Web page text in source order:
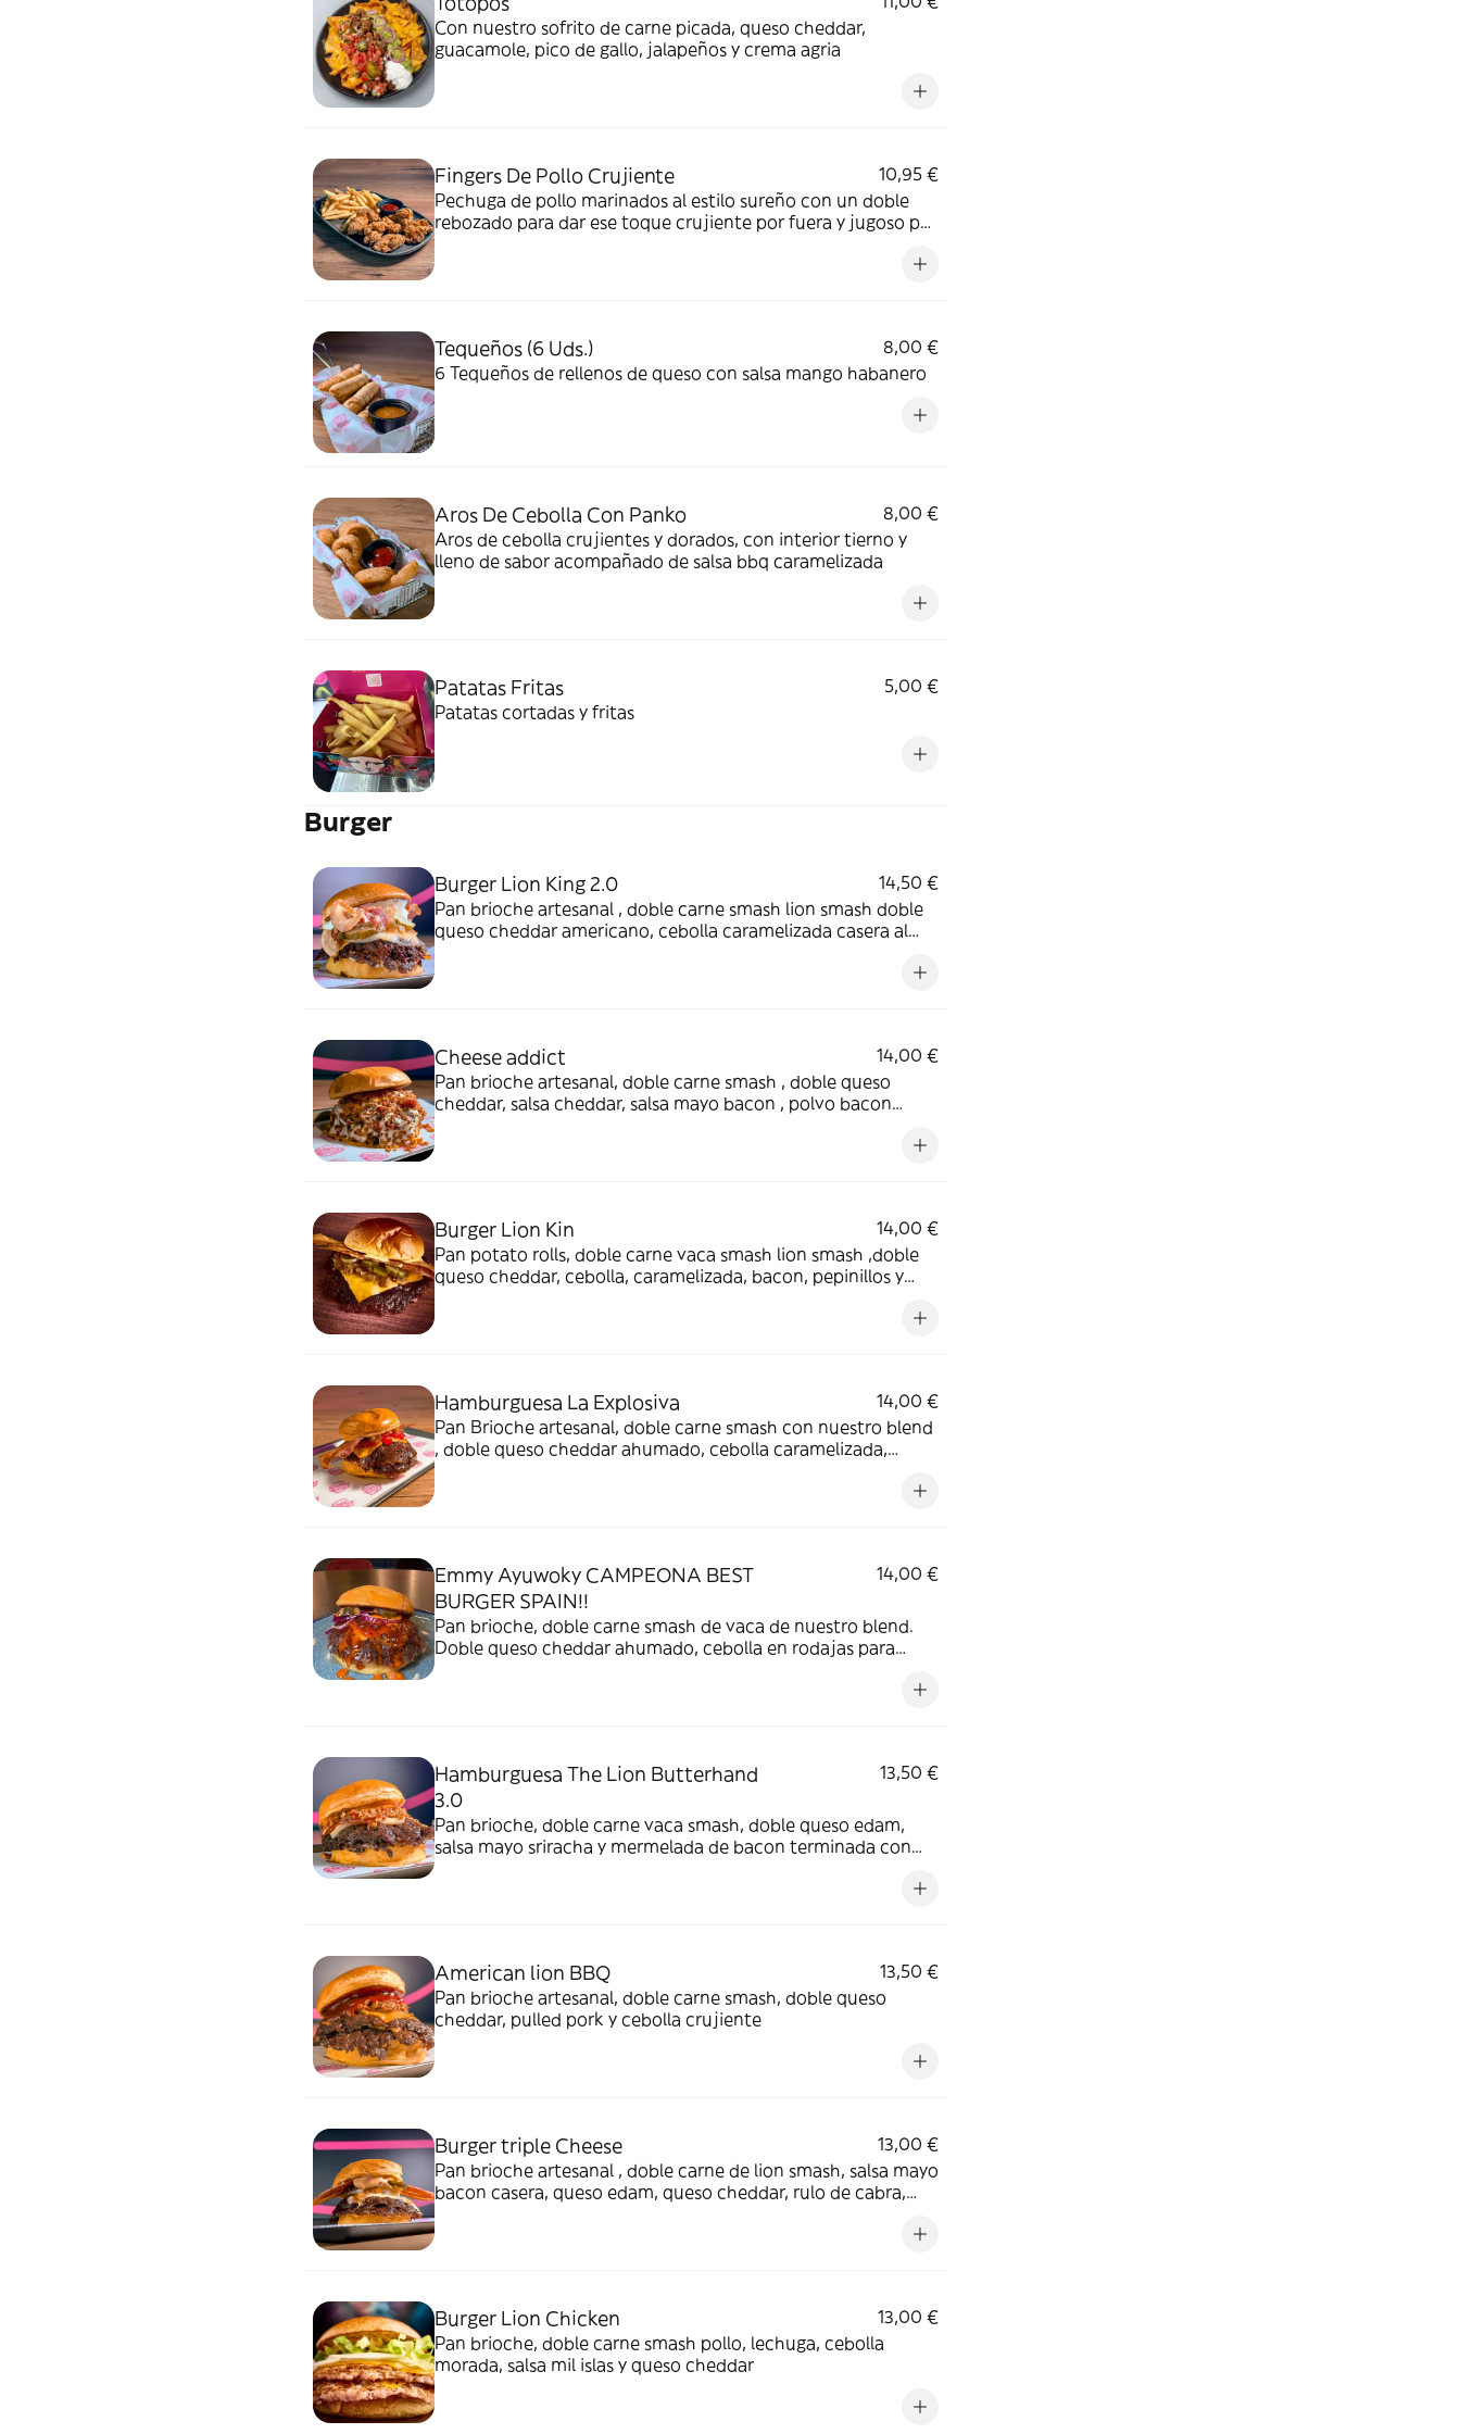
Con nuestro sofrito de carne picada, queso cheddar,
guacamole, pico de gallo, jalapeños y crema agria
Fingers De Pollo Crujiente
10,95 €
Pechuga de pollo marinados al estilo sureño con un doble
rebozado para dar ese toque crujiente por fuera y jugoso por
Tequeños (6 Uds.)
8,00 €
6 Tequeños de rellenos de queso con salsa mango habanero
Aros De Cebolla Con Panko
8,00 €
Aros de cebolla crujientes y dorados, con interior tierno y
lleno de sabor acompañado de salsa bbq caramelizada
Patatas Fritas
5,00 €
Patatas cortadas y fritas
Burger
Burger Lion King 2.0
14,50 €
Pan brioche artesanal , doble carne smash lion smash doble
queso cheddar americano, cebolla caramelizada casera al
Cheese addict
14,00 €
Pan brioche artesanal, doble carne smash , doble queso
cheddar, salsa cheddar, salsa mayo bacon , polvo bacon
Burger Lion Kin
14,00 €
Pan potato rolls, doble carne vaca smash lion smash ,doble
queso cheddar, cebolla, caramelizada, bacon, pepinillos y
Hamburguesa La Explosiva
14,00 €
Pan Brioche artesanal, doble carne smash con nuestro blend
, doble queso cheddar ahumado, cebolla caramelizada,
Emmy Ayuwoky CAMPEONA BEST
BURGER SPAIN!!
14,00 €
Pan brioche, doble carne smash de vaca de nuestro blend.
Doble queso cheddar ahumado, cebolla en rodajas para
Hamburguesa The Lion Butterhand
3.0
13,50 €
Pan brioche, doble carne vaca smash, doble queso edam,
salsa mayo sriracha y mermelada de bacon terminada con
American lion BBQ
13,50 €
Pan brioche artesanal, doble carne smash, doble queso
cheddar, pulled pork y cebolla crujiente
Burger triple Cheese
13,00 €
Pan brioche artesanal , doble carne de lion smash, salsa mayo
bacon casera, queso edam, queso cheddar, rulo de cabra,
Burger Lion Chicken
13,00 €
Pan brioche, doble carne smash pollo, lechuga, cebolla
morada, salsa mil islas y queso cheddar